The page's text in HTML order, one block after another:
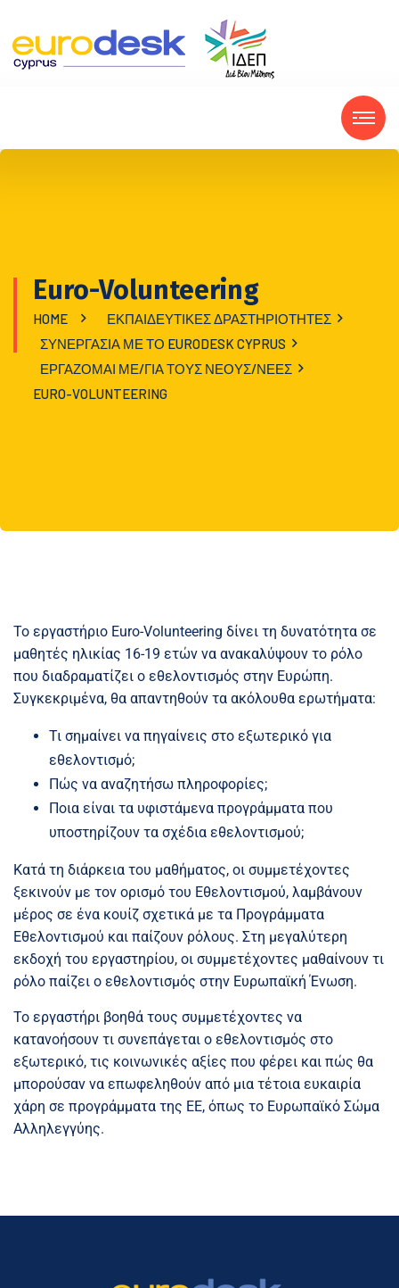
Euro-Volunteering
HOME
ΕΚΠΑΙΔΕΥΤΙΚΈΣ ΔΡΑΣΤΗΡΙΌΤΗΤΕΣ
ΣΥΝΕΡΓΑΣΊΑ ΜΕ ΤΟ EURODESK CYPRUS
ΕΡΓΆΖΟΜΑΙ ΜΕ/ΓΙΑ ΤΟΥΣ ΝΈΟΥΣ/ΝΈΕΣ
EURO-VOLUNTEERING
Το εργαστήριο Euro-Volunteering δίνει τη δυνατότητα σε
μαθητές ηλικίας 16-19 ετών να ανακαλύψουν το ρόλο
που διαδραματίζει ο εθελοντισμός στην Ευρώπη.
Συγκεκριμένα, θα απαντηθούν τα ακόλουθα ερωτήματα:
Τι σημαίνει να πηγαίνεις στο εξωτερικό για
εθελοντισμό;
Πώς να αναζητήσω πληροφορίες;
Ποια είναι τα υφιστάμενα προγράμματα που
υποστηρίζουν τα σχέδια εθελοντισμού;
Κατά τη διάρκεια του μαθήματος, οι συμμετέχοντες
ξεκινούν με τον ορισμό του Εθελοντισμού, λαμβάνουν
μέρος σε ένα κουίζ σχετικά με τα Προγράμματα
Εθελοντισμού και παίζουν ρόλους. Στη μεγαλύτερη
εκδοχή του εργαστηρίου, οι συμμετέχοντες μαθαίνουν τι
ρόλο παίζει ο εθελοντισμός στην Ευρωπαϊκή Ένωση.
Το εργαστήρι βοηθά τους συμμετέχοντες να
κατανοήσουν τι συνεπάγεται ο εθελοντισμός στο
εξωτερικό, τις κοινωνικές αξίες που φέρει και πώς θα
μπορούσαν να επωφεληθούν από μια τέτοια ευκαιρία
χάρη σε προγράμματα της ΕΕ, όπως το Ευρωπαϊκό Σώμα
Αλληλεγγύης.